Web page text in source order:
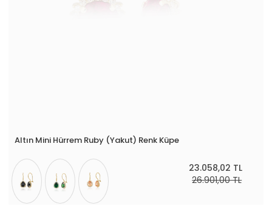
Altın Mini Hürrem Ruby (Yakut) Renk Küpe
23.058,02 TL
26.901,00 TL